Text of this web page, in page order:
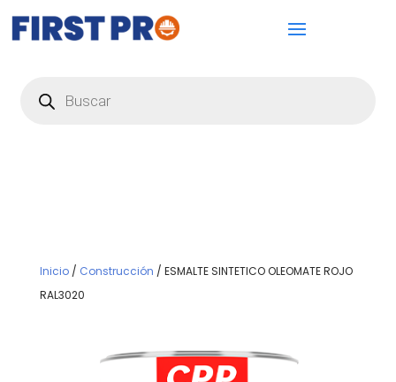
productos
Inicio/ Construcción / ESMALTE SINTETICO OLEOMATE ROJO
RAL3020